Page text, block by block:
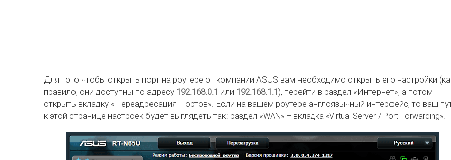
Для того чтобы открыть порт на роутере от компании ASUS вам необходимо открыть его настройки
правило, они доступны по адресу 192.168.0.1 или 192.168.1.1), перейти в раздел «Интернет», а потом
открыть вкладку «Переадресация Портов». Если на вашем роутере англоязычный интерфейс, то ваш
к этой странице настроек будет выглядеть так: раздел «WAN» – вкладка «Virtual Server / Port Forwarding».